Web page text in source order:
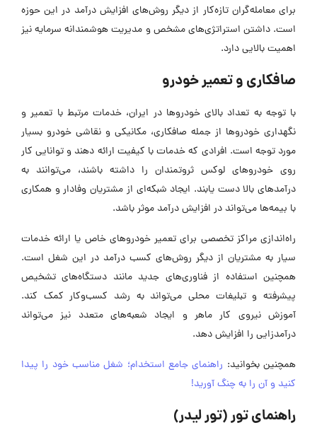
برای معامله‌گران تازه‌کار از دیگر روش‌های افزایش درآمد در این حوزه
است. داشتن استراتژی‌های مشخص و مدیریت هوشمندانه سرمایه نیز
اهمیت بالایی دارد.
صافکاری و تعمیر خودرو
با توجه به تعداد بالای خودروها در ایران، خدمات مرتبط با تعمیر و
نگهداری خودروها از جمله صافکاری، مکانیکی و نقاشی خودرو بسیار
مورد توجه است. افرادی که خدمات با کیفیت ارائه دهند و توانایی کار
روی خودروهای لوکس ثروتمندان را داشته باشند، می‌توانند به
درآمدهای بالا دست یابند. ایجاد شبکه‌ای از مشتریان وفادار و همکاری
با بیمه‌ها می‌تواند در افزایش درآمد موثر باشد.
راه‌اندازی مراکز تخصصی برای تعمیر خودروهای خاص یا ارائه خدمات
سیار به مشتریان از دیگر روش‌های کسب درآمد در این شغل است.
همچنین استفاده از فناوری‌های جدید مانند دستگاه‌های تشخیص
پیشرفته و تبلیغات محلی می‌تواند به رشد کسب‌وکار کمک کند.
آموزش نیروی کار ماهر و ایجاد شعبه‌های متعدد نیز می‌تواند
درآمدزایی را افزایش دهد.
همچنین بخوانید: راهنمای جامع استخدام؛ شغل مناسب خود را پیدا
کنید و آن را به چنگ آورید!
راهنمای تور (تور لیدر)